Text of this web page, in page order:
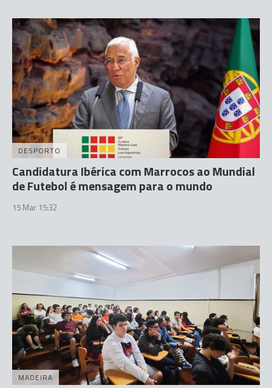
DESPORTO
Candidatura Ibérica com Marrocos ao Mundial
de Futebol é mensagem para o mundo
15 Mar 15:32
MADEIRA